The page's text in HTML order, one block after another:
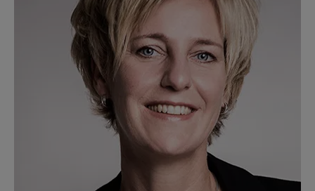
European Heart Journal | Oxford Academic
https://doi.org/10.3390/ph18050753
https://www.ahajournals.org/doi/10.1161/
https://doi.org/10.1186/s12873-023-00787-w
https://www.diabetesde.org/ueber_diabetes/
https://doi.org/10.1007/s12181-022-00562-4
https://www.diabetologie-online.de/a/originalie-
typ-diabetes-kosteneffektivitaet-eines-nt-probnp-